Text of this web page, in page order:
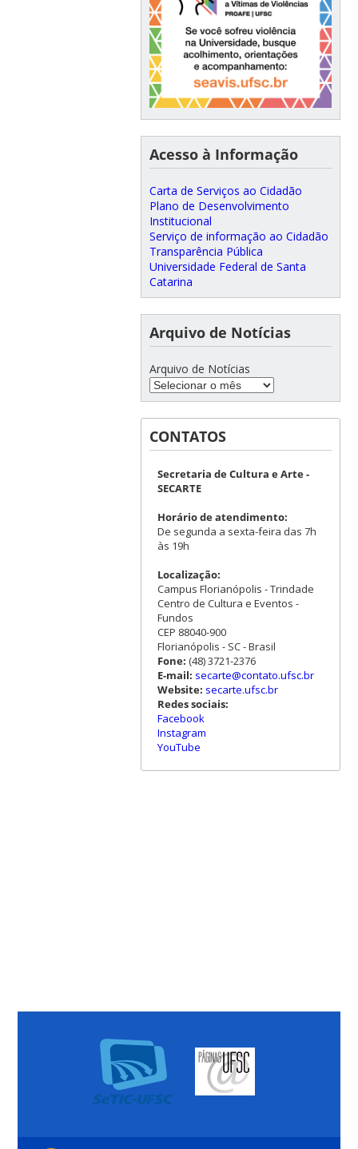
Acesso à Informação
Carta de Serviços ao Cidadão
Plano de Desenvolvimento
Institucional
Serviço de informação ao Cidadão
Transparência Pública
Universidade Federal de Santa
Catarina
Arquivo de Notícias
Arquivo de Notícias
CONTATOS
Secretaria de Cultura e Arte -
SECARTE
Horário de atendimento:
De segunda a sexta-feira das 7h
às 19h
Localização:
Campus Florianópolis - Trindade
Centro de Cultura e Eventos -
Fundos
CEP 88040-900
Florianópolis - SC - Brasil
Fone: (48) 3721-2376
E-mail: secarte@contato.ufsc.br
Website: secarte.ufsc.br
Redes sociais:
Facebook
Instagram
YouTube